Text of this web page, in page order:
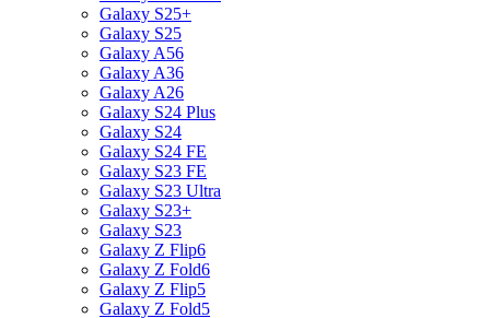
Galaxy S25+
Galaxy S25
Galaxy A56
Galaxy A36
Galaxy A26
Galaxy S24 Plus
Galaxy S24
Galaxy S24 FE
Galaxy S23 FE
Galaxy S23 Ultra
Galaxy S23+
Galaxy S23
Galaxy Z Flip6
Galaxy Z Fold6
Galaxy Z Flip5
Galaxy Z Fold5